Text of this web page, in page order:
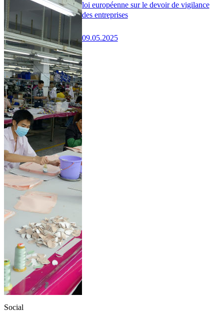
loi européenne sur le devoir de vigilance
des entreprises
09.05.2025
Social